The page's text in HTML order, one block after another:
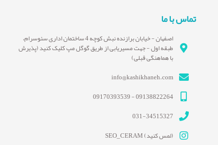
تماس با ما
اصفهان - خیابان برازنده نبش کوچه 4 ساختمان اداری سئوسرام،
طبقه اول - جهت مسیریابی از طریق گوگل مپ کلیک کنید (پذیرش
با هماهنگی قبلی)
info@kashikhaneh.com
09138822264 - 09170393539
031-34515327
(لمس کنید) SEO_CERAM